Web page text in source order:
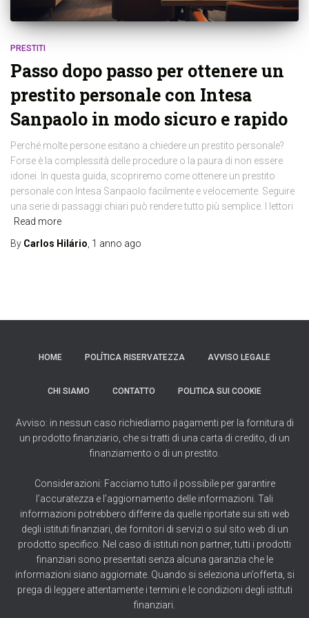
PRESTITI
Passo dopo passo per ottenere un
prestito personale con Intesa
Sanpaolo in modo sicuro e rapido
Perché molte persone esitano a chiedere un prestito personale?
Forse è la complessità delle procedure o la paura di non essere
idonei. In questa guida, scopriremo come ottenere un prestito
personale con Intesa Sanpaolo facilmente e velocemente. Seguire
una serie di passaggi chiari può rendere tutto più semplice. I lettori
Read more
By Carlos Hilário 1 anno ago
HOME POLÍTICA RISERVATEZZA AVVISO LEGALE
CHI SIAMO CONTATTO POLITICA SUI COOKIE
Avviso: in nessun caso richiediamo pagamenti per la fornitura di
un prodotto finanziario, che si tratti di una carta di credito, di un
finanziamento o di un prestito.
Considerazioni: Facciamo tutto il possibile per garantire
l’accuratezza e l’aggiornamento delle informazioni. Tali
informazioni potrebbero differire da quelle riportate sui siti web
degli istituti finanziari, dei fornitori di servizi o sul sito web di un
prodotto specifico. Nel caso di istituti non partner, tutti i prodotti
finanziari sono presentati senza alcuna garanzia che le
informazioni siano aggiornate. Quando si seleziona un’offerta, si
prega di leggere attentamente i termini e le condizioni degli istituti
finanziari.